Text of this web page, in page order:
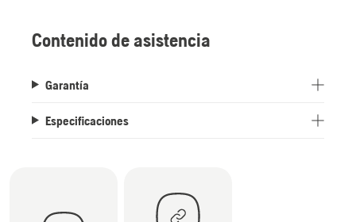
Contenido de asistencia
Garantía
Especificaciones